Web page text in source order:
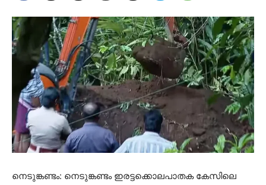
നെടുങ്കണ്ടം: നെടുങ്കണ്ടം ഇരട്ടക്കൊലപാതക കേസിലെ